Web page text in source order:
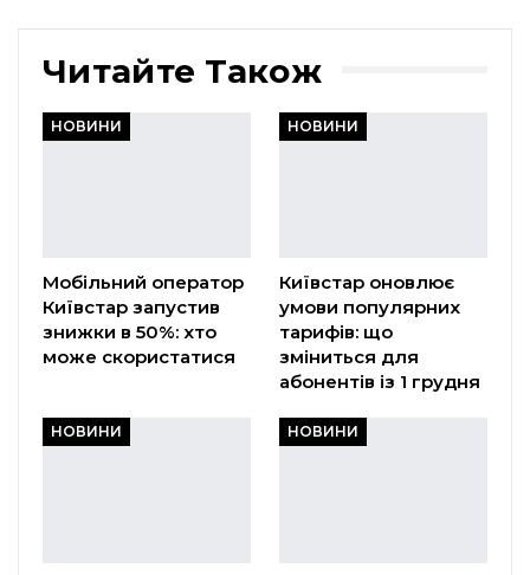
Читайте Також
НОВИНИ
Мобільний оператор
Київстар запустив
знижки в 50%: хто
може скористатися
НОВИНИ
Київстар оновлює
умови популярних
тарифів: що
зміниться для
абонентів із 1 грудня
НОВИНИ НОВИНИ